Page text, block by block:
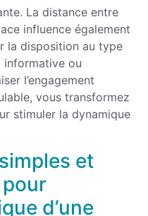
La distance entre
influence également
la disposition au type
informative ou
l’engagement
vous transformez
stimuler la dynamique
et
d’une